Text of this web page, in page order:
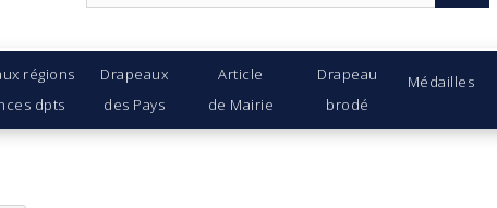
régions
dpts
Drapeaux
des Pays
Article
de Mairie
Drapeau
brodé
Médailles